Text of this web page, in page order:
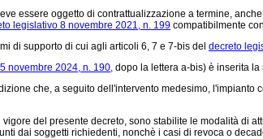
essere oggetto di contrattualizzazione a termine,
legislativo 8 novembre 2021, n. 199 compatibilmente
di supporto di cui agli articoli 6, 7 e 7-bis del decreto
novembre 2024, n. 190, dopo la lettera a-bis) è inserita la
che, a seguito dell'intervento medesimo, l'impianto
del presente decreto, sono stabilite le modalità di
dai soggetti richiedenti, nonchè i casi di revoca o